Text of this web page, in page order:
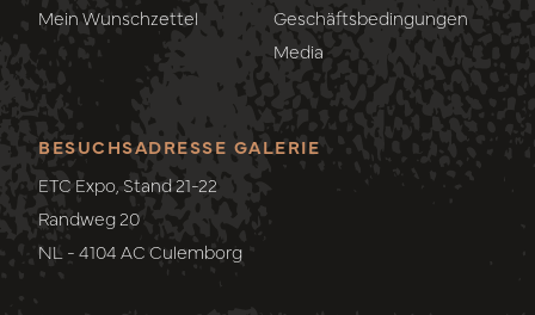
Mein Wunschzettel
Geschäftsbedingungen
Media
BESUCHSADRESSE GALERIE
ETC Expo, Stand 21-22
Randweg 20
NL - 4104 AC Culemborg